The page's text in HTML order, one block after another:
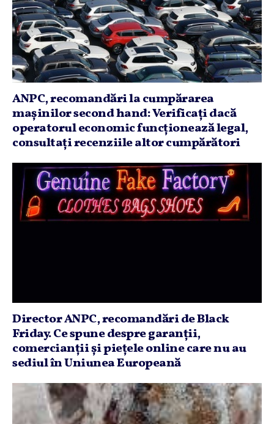
ANPC, recomandări la cumpărarea
maşinilor second hand: Verificaţi dacă
operatorul economic funcţionează legal,
consultaţi recenziile altor cumpărători
Director ANPC, recomandări de Black
Friday. Ce spune despre garanţii,
comercianţii şi pieţele online care nu au
sediul în Uniunea Europeană